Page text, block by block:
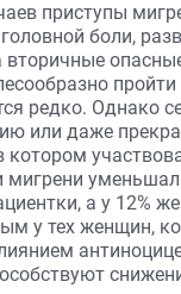
приступы
боли,
вторичные
редко. Однако
или даже
котором
мигрени
а у 12%
у тех женщин,